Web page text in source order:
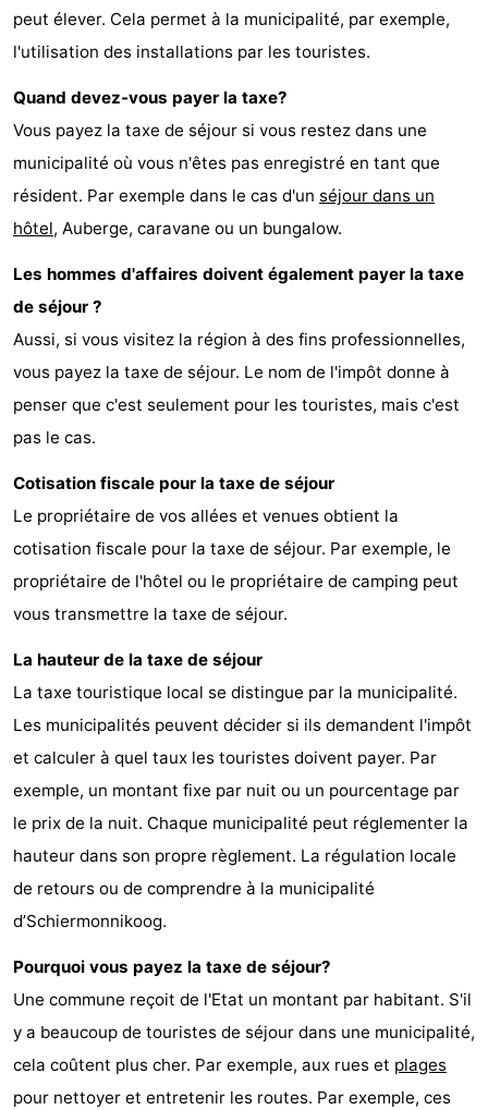
peut élever. Cela permet à la municipalité, par exemple,
l'utilisation des installations par les touristes.
Quand devez-vous payer la taxe?
Vous payez la taxe de séjour si vous restez dans une
municipalité où vous n'êtes pas enregistré en tant que
résident. Par exemple dans le cas d'un séjour dans un
hôtel, Auberge, caravane ou un bungalow.
Les hommes d'affaires doivent également payer la taxe
de séjour ?
Aussi, si vous visitez la région à des fins professionnelles,
vous payez la taxe de séjour. Le nom de l'impôt donne à
penser que c'est seulement pour les touristes, mais c'est
pas le cas.
Cotisation fiscale pour la taxe de séjour
Le propriétaire de vos allées et venues obtient la
cotisation fiscale pour la taxe de séjour. Par exemple, le
propriétaire de l'hôtel ou le propriétaire de camping peut
vous transmettre la taxe de séjour.
La hauteur de la taxe de séjour
La taxe touristique local se distingue par la municipalité.
Les municipalités peuvent décider si ils demandent l'impôt
et calculer à quel taux les touristes doivent payer. Par
exemple, un montant fixe par nuit ou un pourcentage par
le prix de la nuit. Chaque municipalité peut réglementer la
hauteur dans son propre règlement. La régulation locale
de retours ou de comprendre à la municipalité
d’Schiermonnikoog.
Pourquoi vous payez la taxe de séjour?
Une commune reçoit de l'Etat un montant par habitant. S'il
y a beaucoup de touristes de séjour dans une municipalité,
cela coûtent plus cher. Par exemple, aux rues et plages
pour nettoyer et entretenir les routes. Par exemple, ces